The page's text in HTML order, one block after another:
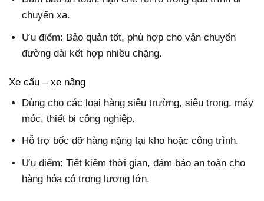
chuyển xa.
Ưu điểm: Bảo quản tốt, phù hợp cho vận chuyển
đường dài kết hợp nhiều chặng.
Xe cẩu – xe nâng
Dùng cho các loại hàng siêu trường, siêu trọng, máy
móc, thiết bị công nghiệp.
Hỗ trợ bốc dỡ hàng nặng tại kho hoặc công trình.
Ưu điểm: Tiết kiệm thời gian, đảm bảo an toàn cho
hàng hóa có trọng lượng lớn.